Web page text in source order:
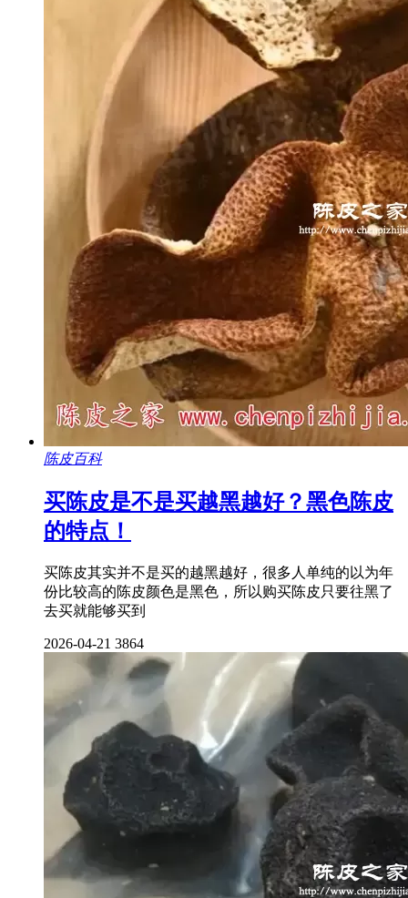
陈皮百科
买陈皮是不是买越黑越好？黑色陈皮
的特点！
买陈皮其实并不是买的越黑越好，很多人单纯的以为年
份比较高的陈皮颜色是黑色，所以购买陈皮只要往黑了
去买就能够买到
2026-04-21 3864